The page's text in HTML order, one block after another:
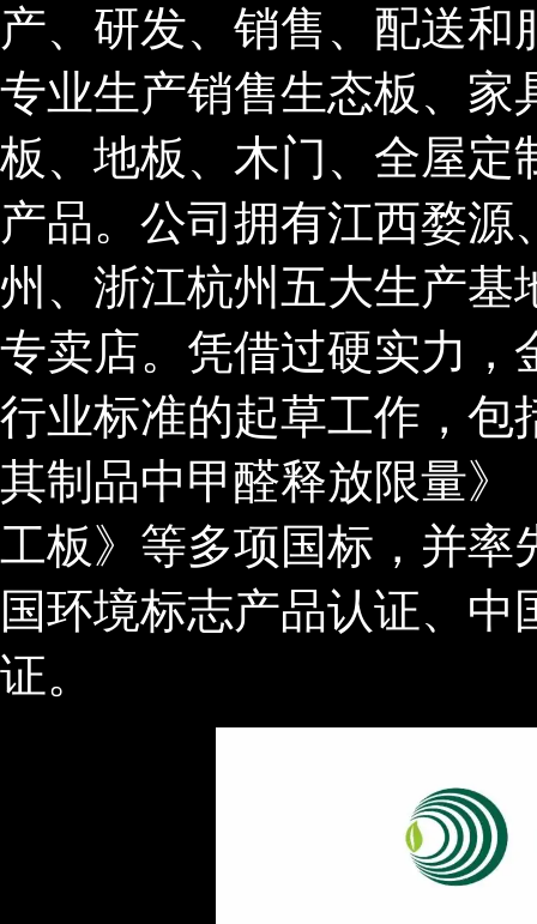
产、研发、销售、配送
专业生产销售生态板、家
板、地板、木门、全屋定
产品。公司拥有江西婺
州、浙江杭州五大生产基
专卖店。凭借过硬实力，
行业标准的起草工作，包
其制品中甲醛释放限量》
工板》等多项国标，并率
国环境标志产品认证、
证。